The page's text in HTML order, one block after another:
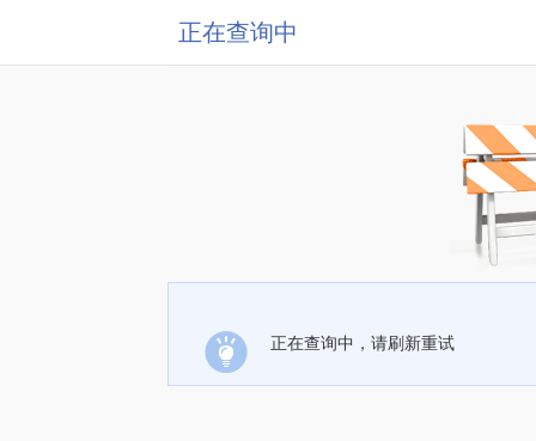
正在查询中
正在查询中，请刷新重试